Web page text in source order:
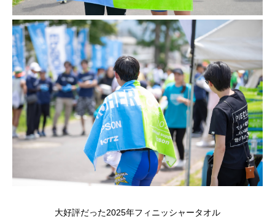
大好評だった2025年フィニッシャータオル